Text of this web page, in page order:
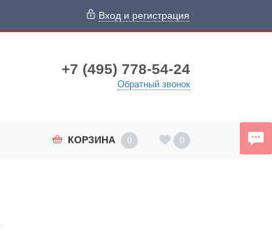
Вход и регистрация
+7 (495) 778-54-24
Обратный звонок
КОРЗИНА 0 0